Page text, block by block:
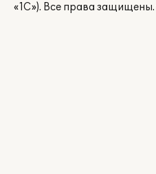
«1С»). Все права защищены.